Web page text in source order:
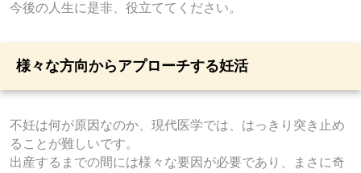
今後の人生に是非、役立ててください。
様々な方向からアプローチする妊活
不妊は何が原因なのか、現代医学では、はっきり突き止め
ることが難しいです。
出産するまでの間には様々な要因が必要であり、まさに奇